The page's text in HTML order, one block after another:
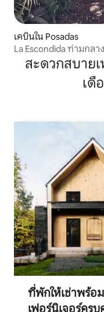
เคบินใน Posadas
La Escondida ท่ามกล
สะดวกสบาย
เดื
ที่พักให้เช่าพร้อม
เฟอร์นิเจอร์ครบ